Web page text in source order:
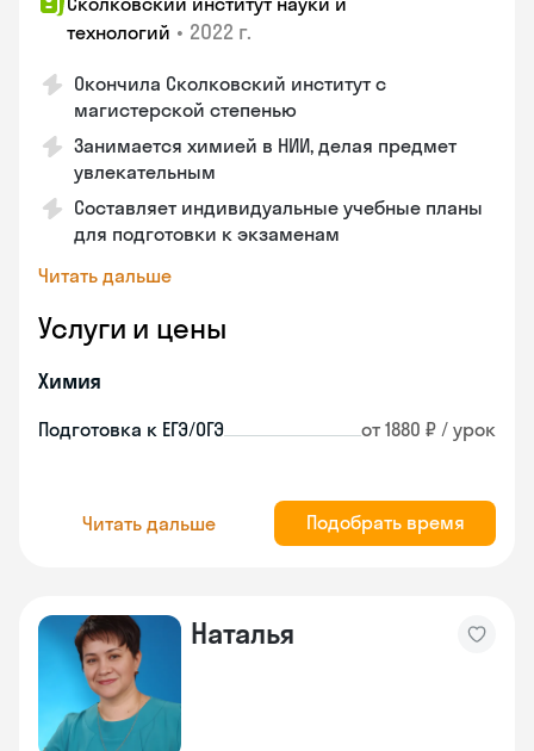
технологий • 2022 г.
Окончила Сколковский институт с
магистерской степенью
Занимается химией в НИИ, делая предмет
увлекательным
Составляет индивидуальные учебные планы
для подготовки к экзаменам
Читать дальше
Услуги и цены
Химия
Подготовка к ЕГЭ/ОГЭ от 1880 ₽ / урок
Читать дальше Подобрать время
Наталья